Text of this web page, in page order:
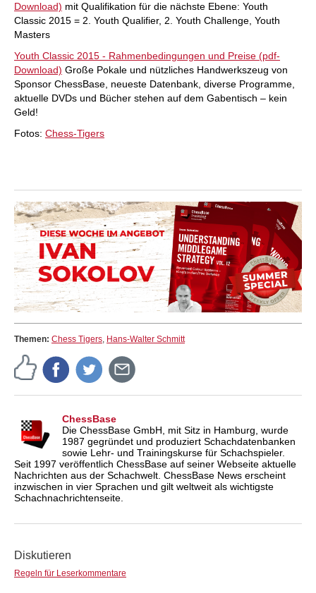
Download) mit Qualifikation für die nächste Ebene: Youth
Classic 2015 = 2. Youth Qualifier, 2. Youth Challenge, Youth
Masters
Youth Classic 2015 - Rahmenbedingungen und Preise (pdf-
Download) Große Pokale und nützliches Handwerkszeug von
Sponsor ChessBase, neueste Datenbank, diverse Programme,
aktuelle DVDs und Bücher stehen auf dem Gabentisch – kein
Geld!
Fotos: Chess-Tigers
Themen: Chess Tigers, Hans-Walter Schmitt
ChessBase
Die ChessBase GmbH, mit Sitz in Hamburg, wurde
1987 gegründet und produziert Schachdatenbanken
sowie Lehr- und Trainingskurse für Schachspieler.
Seit 1997 veröffentlich ChessBase auf seiner Webseite aktuelle
Nachrichten aus der Schachwelt. ChessBase News erscheint
inzwischen in vier Sprachen und gilt weltweit als wichtigste
Schachnachrichtenseite.
Diskutieren
Regeln für Leserkommentare